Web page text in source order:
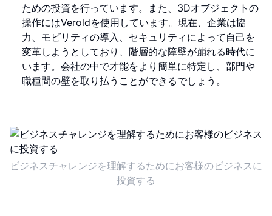
ための投資を行っています。また、3Dオブジェクトの
操作にはVeroldを使用しています。現在、企業は協
力、モビリティの導入、セキュリティによって自己を
変革しようとしており、階層的な障壁が崩れる時代に
います。会社の中で才能をより簡単に特定し、部門や
職種間の壁を取り払うことができるでしょう。
ビジネスチャレンジを理解するためにお客様のビジネスに
投資する